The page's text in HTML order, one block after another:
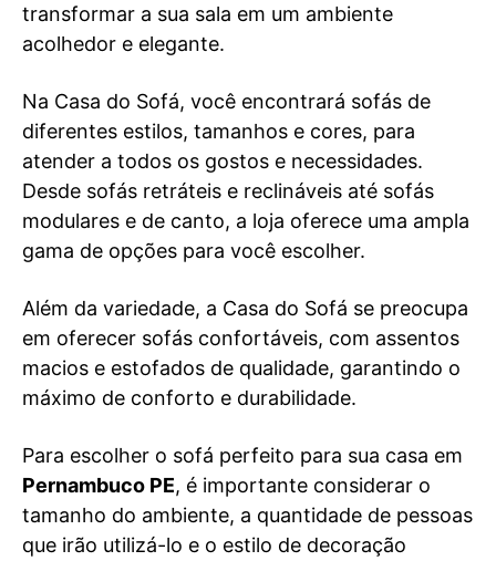
transformar a sua sala em um ambiente
acolhedor e elegante.
Na Casa do Sofá, você encontrará sofás de
diferentes estilos, tamanhos e cores, para
atender a todos os gostos e necessidades.
Desde sofás retráteis e reclináveis até sofás
modulares e de canto, a loja oferece uma ampla
gama de opções para você escolher.
Além da variedade, a Casa do Sofá se preocupa
em oferecer sofás confortáveis, com assentos
macios e estofados de qualidade, garantindo o
máximo de conforto e durabilidade.
Para escolher o sofá perfeito para sua casa em
Pernambuco PE, é importante considerar o
tamanho do ambiente, a quantidade de pessoas
que irão utilizá-lo e o estilo de decoração